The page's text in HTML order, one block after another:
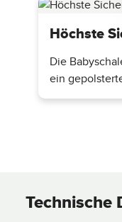
Höchste
Die
ein
Technische